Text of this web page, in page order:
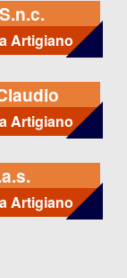
Artigiano
Artigiano
Artigiano